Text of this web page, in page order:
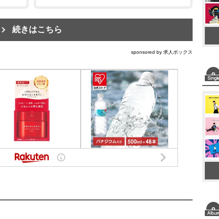
続きはこちら
sponsored by 求人ボックス